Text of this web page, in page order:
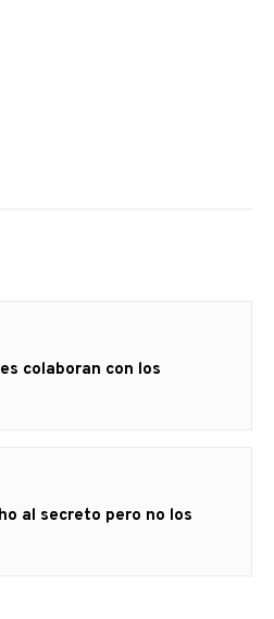
colaboran con los
al secreto pero no los